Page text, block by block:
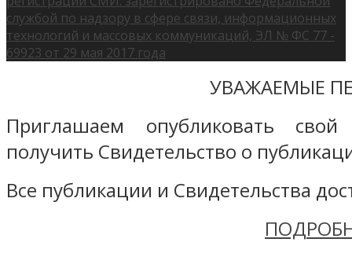
службой по надзору в сфере связи, информационных
технологий и массовых коммуникаций, ЭЛ № ФС 77 -
69923 от 29 мая 2017 года
УВАЖАЕМЫЕ
Приглашаем опубликовать
получить Свидетельство о
Все публикации и Свидетельства